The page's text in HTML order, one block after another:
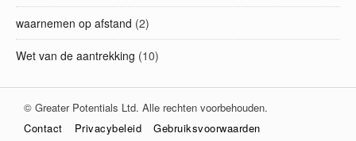
waarnemen op afstand (2)
Wet van de aantrekking (10)
© Greater Potentials Ltd. Alle rechten voorbehouden.
Contact
Privacybeleid Gebruiksvoorwaarden